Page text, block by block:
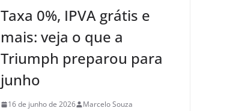
Taxa 0%, IPVA grátis e
mais: veja o que a
Triumph preparou para
junho
16 de junho de 2026 Marcelo Souza